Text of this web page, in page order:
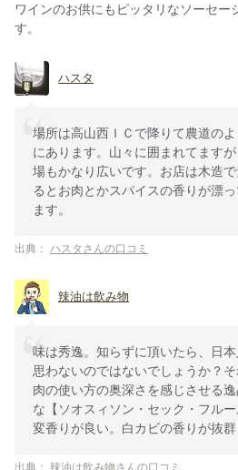
ワインのお供にもピッタリなソーセー
す。
ハスタ
場所は高山西ＩＣで降りて農道の
にあります。山々に囲まれてます
場もかなり広いです。お店は木造
るとお肉とかスパイスの香りが漂
ます。
出典： ハスタさんの口コミ
辣油は飲み物
味は秀逸。知らずに頂いたら、日
思わないのではないでしょうか？そ
肉の使い方の奥深さを感じさせる
な【ソオスィソン・セック・フル
変香りが良い。白カビの香りが抜群
出典： 辣油は飲み物さんの口コミ